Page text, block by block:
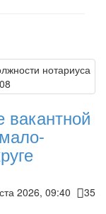
2026, 09:40
35